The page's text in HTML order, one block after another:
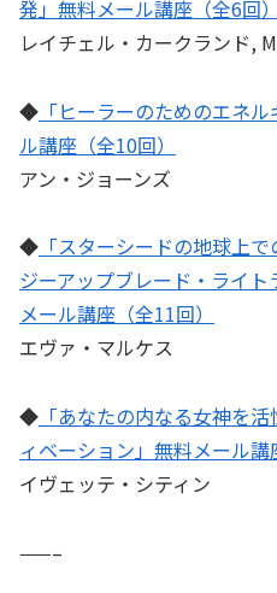
発」無料メール講座（全6回）
レイチェル・カークランド,
◆ 「ヒーラーのためのエネ
ル講座（全10回）
アン・ジョーンズ
◆ 「スターシードの地球上
ジーアップブレード・ライ
メール講座（全11回）
エヴァ・マルケス
◆ 「あなたの内なる女神を
ィベーション」無料メール講
イヴェッテ・シティン
——–